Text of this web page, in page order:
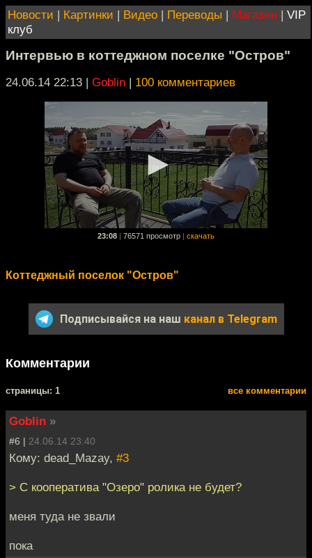
Новости | Картинки | Видео | Переводы | Магазин | VIP
клуб
Интервью в коттеджном поселке "Остров"
24.06.14 22:13 | Goblin | 100 комментариев
23:08 76571 просмотр скачать
Коттеджный поселок "Остров"
Подписывайся на наш канал в Telegram
Комментарии
cтраницы: 1 все комментарии
Goblin »
#6 | 24.06.14 23:40
Кому: dead_Mazay, #3
> С кооператива "Озеро" ролика не будет?
меня туда не звали
пока